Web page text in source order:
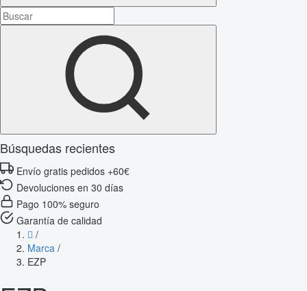
Búsquedas recientes
Envío gratis pedidos +60€
Devoluciones en 30 días
Pago 100% seguro
Garantía de calidad
/
Marca /
EZP